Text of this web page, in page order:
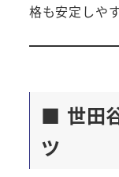
格も安定しや
■ 世田
ツ